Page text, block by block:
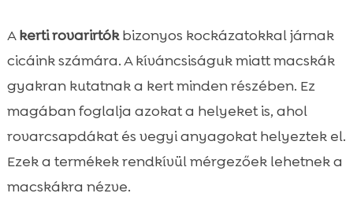
Akerti rovarirtókbizonyos kockázatokkal járnak
cicáink számára. A kíváncsiságuk miatt macskák
gyakran kutatnak a kert minden részében. Ez
magában foglalja azokat a helyeket is, ahol
rovarcsapdákat és vegyi anyagokat helyeztek el.
Ezek a termékek rendkívül mérgezőek lehetnek a
macskákra nézve.